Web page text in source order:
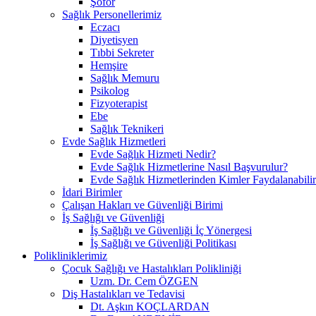
Sağlık Personellerimiz
Eczacı
Diyetisyen
Tıbbi Sekreter
Hemşire
Sağlık Memuru
Psikolog
Fizyoterapist
Ebe
Sağlık Teknikeri
Evde Sağlık Hizmetleri
Evde Sağlık Hizmeti Nedir?
Evde Sağlık Hizmetlerine Nasıl Başvurulur?
Evde Sağlık Hizmetlerinden Kimler
İdari Birimler
Çalışan Hakları ve Güvenliği Birimi
İş Sağlığı ve Güvenliği
İş Sağlığı ve Güvenliği İç Yönergesi
İş Sağlığı ve Güvenliği Politikası
Polikliniklerimiz
Çocuk Sağlığı ve Hastalıkları Polikliniği
Uzm. Dr. Cem ÖZGEN
Diş Hastalıkları ve Tedavisi
Dt. Aşkın KOÇLARDAN